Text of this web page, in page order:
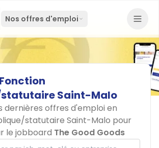
Nos offres d'emploi
Fonction
Saint-Malo
dernières offres d'emploi en
statutaire Saint-Malo pour
le jobboard The Good Goods
job, mot-clé ou entreprise